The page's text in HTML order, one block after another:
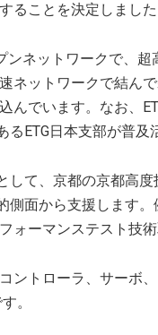
ることを決定しました
ンネットワークで、超
ネットワークで結ん
んでいます。なお、
ETG日本支部が普及
して、京都の京都高
側面から支援します
ォーマンステスト技
ントローラ、サーボ
。